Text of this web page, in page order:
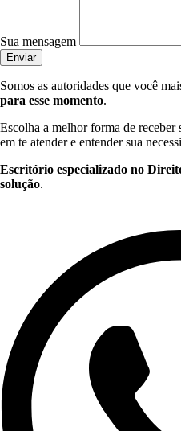
Sua mensagem
Enviar
Somos as autoridades que você
para esse momento.
Escolha a melhor forma de receber
em te atender e entender sua
Escritório especializado no
solução.